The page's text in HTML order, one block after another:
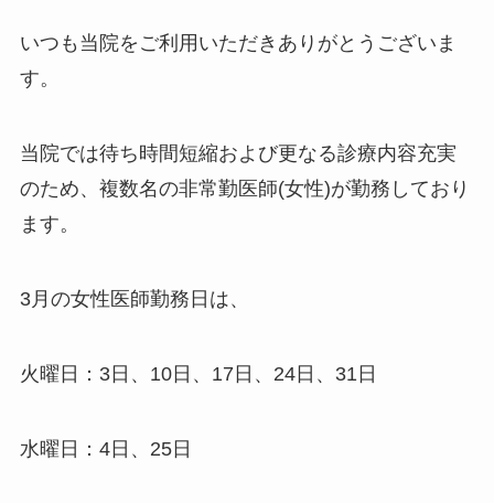
いつも当院をご利用いただきありがとうございま
す。
当院では待ち時間短縮および更なる診療内容充実
のため、複数名の非常勤医師(女性)が勤務しており
ます。
3月の女性医師勤務日は、
火曜日：3日、10日、17日、24日、31日
水曜日：4日、25日